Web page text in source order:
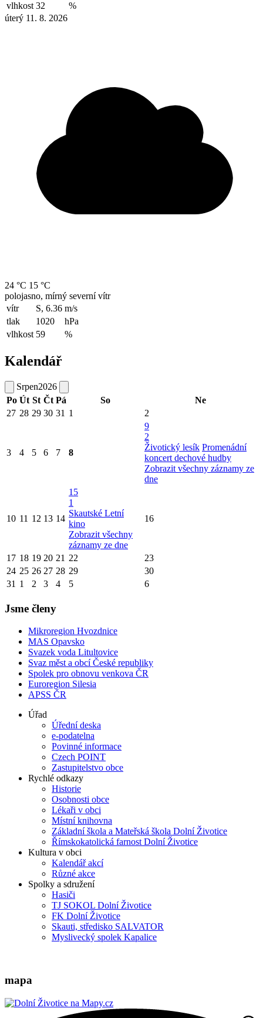
vlhkost 32
%
úterý 11. 8. 2026
24 °C 15 °C
polojasno, mírný severní vítr
vítr
S, 6.36 m/s
tlak
1020
hPa
vlhkost 59 %
Kalendář
Srpen2026
Po Út St Čt Pá So
Ne
27 28 29 30 31 1 2
3 4 5 6 7 8
9
2
Životický lesík Promenádní
koncert dechové hudby
Zobrazit všechny záznamy ze
dne
10 11 12 13 14
15
1
Skautské Letní
kino
Zobrazit všechny
záznamy ze dne
16
17 18 19 20 21 22
23
24 25 26 27 28 29
30
31 1 2 3 4 5 6
Jsme členy
Mikroregion Hvozdnice
MAS Opavsko
Svazek voda Litultovice
Svaz měst a obcí České republiky
Spolek pro obnovu venkova ČR
Euroregion Silesia
APSS ČR
Úřad
Úřední deska
e-podatelna
Povinné informace
Czech POINT
Zastupitelstvo obce
Rychlé odkazy
Historie
Osobnosti obce
Lékaři v obci
Místní knihovna
Základní škola a Mateřská škola Dolní Životice
Římskokatolická farnost Dolní Životice
Kultura v obci
Kalendář akcí
Různé akce
Spolky a sdružení
Hasiči
TJ SOKOL Dolní Životice
FK Dolní Životice
Skauti, středisko SALVATOR
Myslivecký spolek Kapalice
mapa